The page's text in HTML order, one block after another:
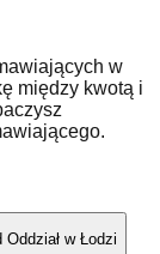
w
między kwotą i
w Łodzi